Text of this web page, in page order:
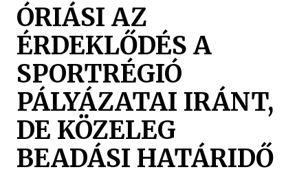
ÓRIÁSI AZ
ÉRDEKLŐDÉS A
SPORTRÉGIÓ
PÁLYÁZATAI IRÁNT,
DE KÖZELEG
BEADÁSI HATÁRIDŐ